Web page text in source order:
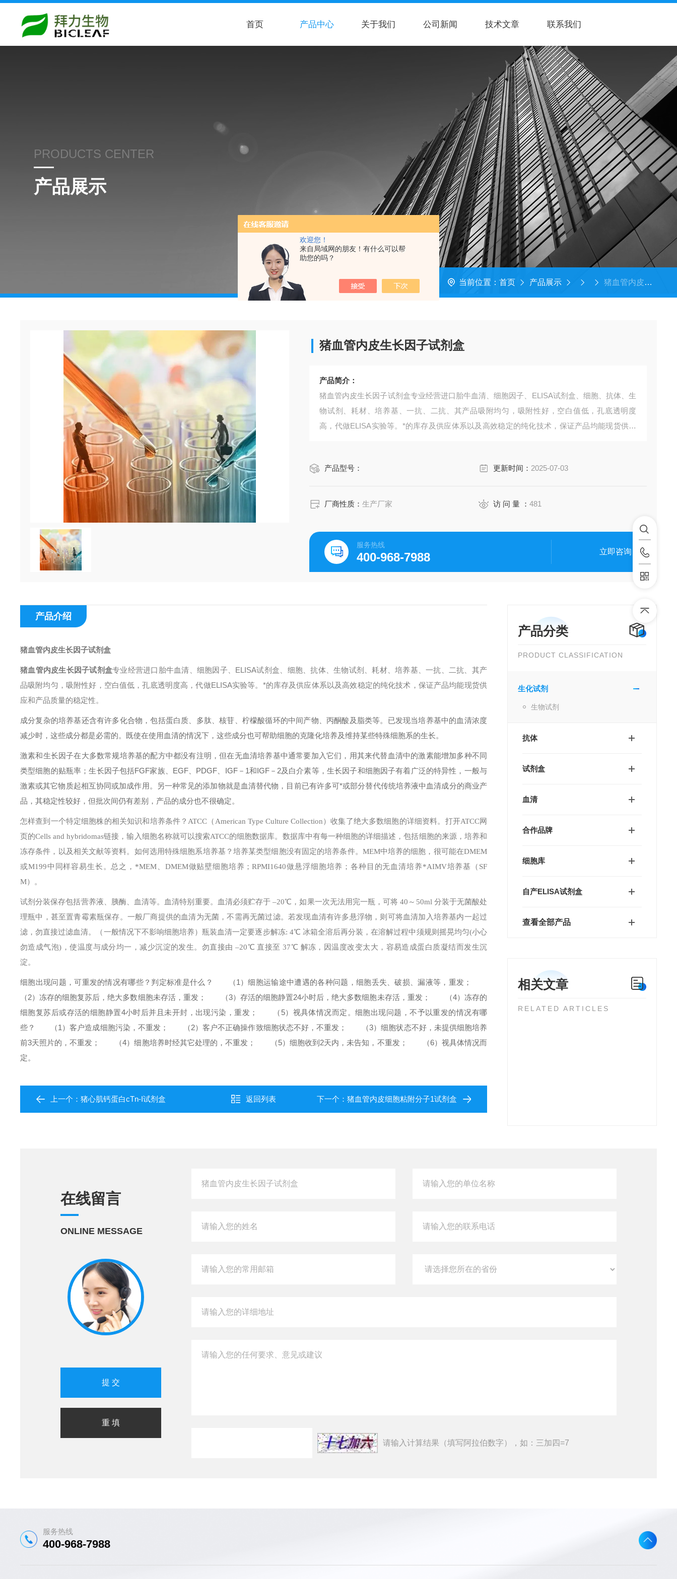
欢迎您！
来自局域网的朋友！有什么可以帮
助您的吗？
首页 产品中心 关于我们 公司新闻 技术文章 联系我们
PRODUCTS CENTER
产品展示
当前位置： 首页 产品展示 猪血管内皮生长因子试剂盒
猪血管内皮生长因子试剂盒
产品简介：
猪血管内皮生长因子试剂盒​专业经营进口胎牛血清、细胞因子、ELISA试剂盒、细胞、抗体、生
物试剂、耗材、培养基、一抗、二抗、其产品吸附均匀，吸附性好，空白值低，孔底透明度
高，代做ELISA实验等。*的库存及供应体系以及高效稳定的纯化技术，保证产品均能现货供应
产品型号： 更新时间： 2025-07-03
厂商性质：生产厂家 访 问 量 ：481
服务热线
400-968-7988 立即咨询
产品分类
PRODUCT CLASSIFICATION
生化试剂
生物试剂
抗体
试剂盒
血清
合作品牌
细胞库
自产ELISA试剂盒
查看全部产品
相关文章
RELATED ARTICLES
产品介绍
猪血管内皮生长因子试剂盒
猪血管内皮生长因子试剂盒专业经营进口胎牛血清、细胞因子、ELISA试剂盒、细胞、抗体、生物试剂、耗材、培养基、一抗、二抗、其产
品吸附均匀，吸附性好，空白值低，孔底透明度高，代做ELISA实验等。*的库存及供应体系以及高效稳定的纯化技术，保证产品均能现货供
应和产品质量的稳定性。
成分复杂的培养基还含有许多化合物，包括蛋白质、多肽、核苷、柠檬酸循环的中间产物、丙酮酸及脂类等。已发现当培养基中的血清浓度
减少时，这些成分都是必需的。既使在使用血清的情况下，这些成分也可帮助细胞的克隆化培养及维持某些特殊细胞系的生长。
激素和生长因子在大多数常规培养基的配方中都没有注明，但在无血清培养基中通常要加入它们，用其来代替血清中的激素能增加多种不同
类型细胞的贴瓶率；生长因子包括FGF家族、EGF、PDGF、IGF－1和IGF－2及白介素等，生长因子和细胞因子有着广泛的特异性，一般与
激素或其它物质起相互协同或加成作用。另一种常见的添加物就是血清替代物，目前已有许多可*或部分替代传统培养液中血清成分的商业产
品，其稳定性较好，但批次间仍有差别，产品的成分也不很确定。
怎样查到一个特定细胞株的相关知识和培养条件？ ATCC（American Type Culture Collection）收集了绝大多数细胞的详细资料。打开ATCC网
页的Cells and hybridomas链接，输入细胞名称就可以搜索ATCC的细胞数据库。数据库中有每一种细胞的详细描述，包括细胞的来源，培养和
冻存条件，以及相关文献等资料。 如何选用特殊细胞系培养基？ 培养某类型细胞没有固定的培养条件。MEM中培养的细胞，很可能在DMEM
或M199中同样容易生长。总之，*MEM、DMEM做贴壁细胞培养；RPMI1640做悬浮细胞培养；各种目的无血清培养*AIMV培养基（SF
M）。
试剂分装保存包括营养液、胰酶、血清等。
血清特别重要。血清必须贮存于 –20℃，如果一次无法用完一瓶，可将 40～50ml 分装于无菌酸处
理瓶中，甚至置青霉素瓶保存。一般厂商提供的血清为无菌，不需再无菌过滤。若发现血清有许多悬浮物，则可将血清加入培养基内一起过
滤，勿直接过滤血清。（一般情况下不影响细胞培养）瓶装血清一定要逐步解冻: 4℃ 冰箱全溶后再分装，在溶解过程中须规则摇晃均匀(小心
勿造成气泡)，使温度与成分均一，减少沉淀的发生。勿直接由 –20℃ 直接至 37℃ 解冻，因温度改变太大，容易造成蛋白质凝结而发生沉
淀。
细胞出现问题，可重发的情况有哪些？判定标准是什么？
（1）细胞运输途中遭遇的各种问题，细胞丢失、破损、漏液等，重发；
（2）冻存的细胞复苏后，绝大多数细胞未存活，重发；
（3）存活的细胞静置24小时后，绝大多数细胞未存活，重发；
（4）冻存的
细胞复苏后或存活的细胞静置4小时后并且未开封，出现污染，重发；
（5）视具体情况而定。细胞出现问题，不予以重发的情况有哪
些？
（1）客户造成细胞污染，不重发； （2）客户不正确操作致细胞状态不好，不重发；
（3）细胞状态不好，未提供细胞培养
前3天照片的，不重发；
（4）细胞培养时经其它处理的，不重发； （5）细胞收到2天内，未告知，不重发；
（6）视具体情况而
定。
上一个： 猪心肌钙蛋白cTn-I试剂盒​ 返回列表 下一个： 猪血管内皮细胞粘附分子1试剂盒​
在线留言
ONLINE MESSAGE
请输入计算结果（填写阿拉伯数字），如：三加四=7
服务热线
400-968-7988